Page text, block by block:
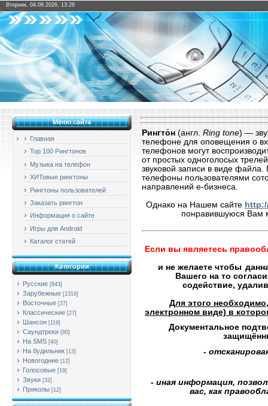
Вторник, 04.08.2026, 13:26
Меню сайта
Главная
Top 100 Рингтонов
Музыка на телефон
ХИТовые рингтоны
Рингтоны пользователей
Заказать рингтон
Информация о сайте
Игры для Android
Каталог статей
Категории
Русские [843]
Зарубежные [1319]
Восточные [37]
Классические [27]
Шансон [119]
Саундтреки [80]
На SMS [40]
На будильник [13]
Новогодние [12]
Голосовые [19]
Звуки [32]
Приколы [12]
Рингто́н (англ. Ring tone) —
телефоне для оповещения о
телефонов могут
от простых одноголосых
звуковой записи в виде файла.
телефоны пользователями
направлений е-бизнеса.
Однако на Нашем сайте
понравившуюся
Если вы являетесь
и не желаете чтобы
Вашего на то
содействие,
Для этого
электронном виде) в
Документальное
-
- иная информация,
вас, как